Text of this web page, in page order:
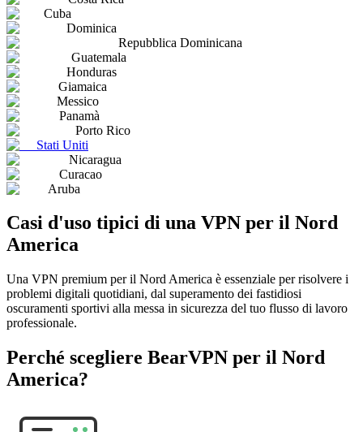
Cuba
Dominica
Repubblica Dominicana
Guatemala
Honduras
Giamaica
Messico
Panamà
Porto Rico
Stati Uniti
Nicaragua
Curacao
Aruba
Casi d'uso tipici di una VPN per il Nord
America
Una VPN premium per il Nord America è essenziale per risolvere i
problemi digitali quotidiani, dal superamento dei fastidiosi
oscuramenti sportivi alla messa in sicurezza del tuo flusso di lavoro
professionale.
Perché scegliere BearVPN per il Nord
America?